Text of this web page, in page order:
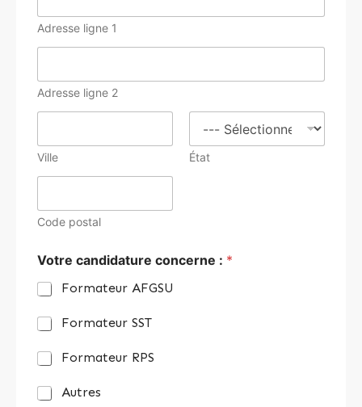
Adresse ligne 1
Adresse ligne 2
Ville État
Code postal
Votre candidature concerne : *
Formateur AFGSU
Formateur SST
Formateur RPS
Autres